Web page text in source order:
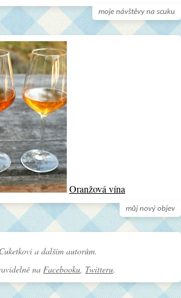
moje návštěvy na scuku
můj nový objev
Oranžová vína
a dalším autorům.
na Facebooku, Twitteru.